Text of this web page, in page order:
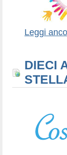
Leggi
DIECI